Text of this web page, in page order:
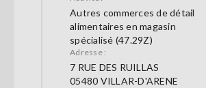
Autres commerces de détail
alimentaires en magasin
spécialisé (47.29Z)
Adresse :
7 RUE DES RUILLAS
05480 VILLAR-D'ARENE